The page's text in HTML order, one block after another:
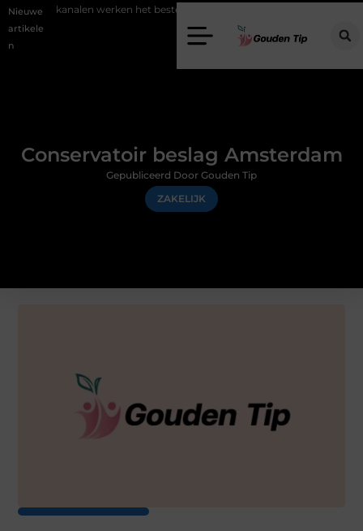
Nieuwe
artikele
n
werken het beste voor vastgoedmarketing?
Conservatoir beslag Amsterdam
ZAKELIJK
Gepubliceerd Door Gouden Tip